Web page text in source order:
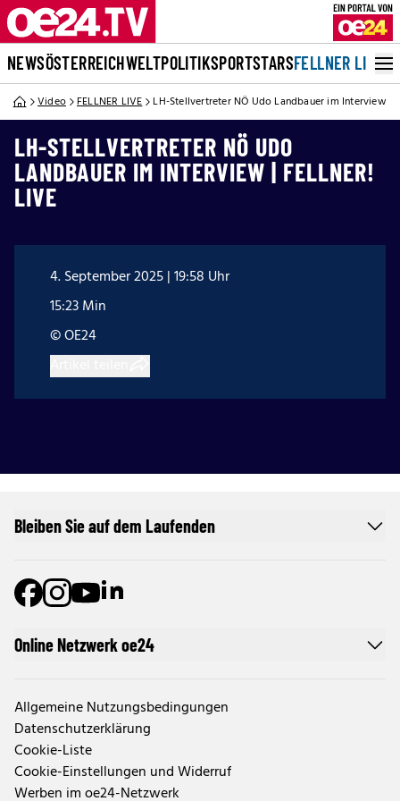
NEWSÖSTERREICHWELTPOLITIKSPORTSTARSFELLNER LIVE
Video FELLNER LIVE LH-Stellvertreter NÖ Udo Landbauer im Interview |
LH-STELLVERTRETER NÖ UDO
LANDBAUER IM INTERVIEW | FELLNER!
LIVE
4. September 2025 | 19:58 Uhr
15:23 Min
© OE24
Online Netzwerk oe24
Allgemeine Nutzungsbedingungen
Datenschutzerklärung
Cookie-Liste
Cookie-Einstellungen und Widerruf
Werben im oe24-Netzwerk
Bleiben Sie auf dem Laufenden